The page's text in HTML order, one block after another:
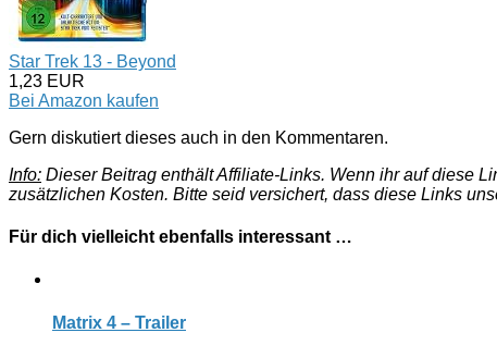
Star Trek 13 - Beyond
1,23 EUR
Bei Amazon kaufen
Gern diskutiert dieses auch in den Kommentaren.
Info: Dieser Beitrag enthält Affiliate-Links. Wenn ihr auf diese
zusätzlichen Kosten. Bitte seid versichert, dass diese Links
Für dich vielleicht ebenfalls interessant …
Matrix 4 – Trailer